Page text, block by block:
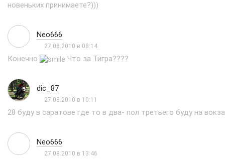
новеньких принимаете?)))
Neo666
27.08.2010 в 08:14
Конечно Что за Тигра????
dic_87
27.08.2010 в 10:11
28 буду в саратове где то в два- пол третьего буду на
Neo666
27.08.2010 в 13:46